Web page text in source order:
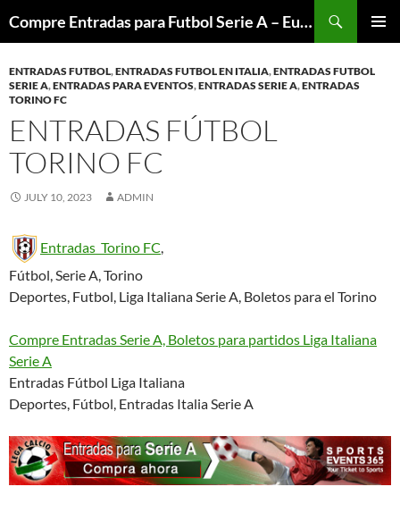
to
Compre Entradas para Futbol Serie A – Europa League – Premier League – Bundesliga
ENTRADAS FUTBOL,ENTRADAS FUTBOL EN ITALIA,ENTRADAS FUTBOL
SERIE A,ENTRADAS PARA EVENTOS,ENTRADAS SERIE A,ENTRADAS
TORINO FC
ENTRADAS FÚTBOL
TORINO FC
JULY 10, 2023 ADMIN
Entradas Torino FC
Fútbol, Serie A, Torino
Deportes, Futbol, Liga Italiana Serie A, Boletos para el Torino
Compre Entradas Serie A, Boletos para partidos Liga Italiana
Serie A
Entradas Fútbol Liga Italiana
Deportes, Fútbol, Entradas Italia Serie A